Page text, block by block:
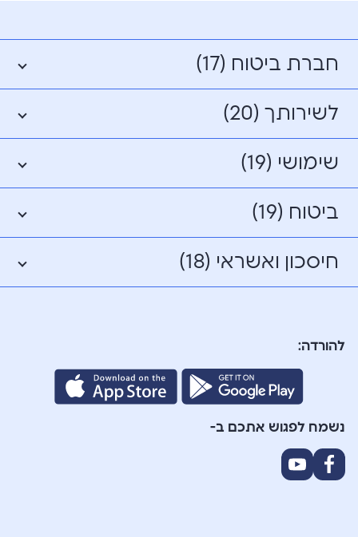
חברת ביטוח (17)
לשירותך (20)
שימושי (19)
ביטוח (19)
חיסכון ואשראי (18)
להורדה:
נשמח לפגוש אתכם ב-